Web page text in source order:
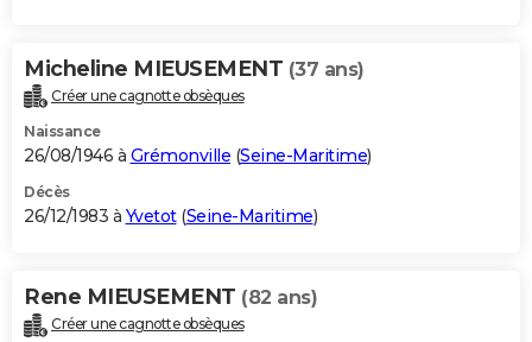
Micheline MIEUSEMENT (37 ans)
Créer une cagnotte obsèques
Naissance
26/08/1946 à Grémonville (Seine-Maritime)
Décès
26/12/1983 à Yvetot(Seine-Maritime)
Rene MIEUSEMENT (82 ans)
Créer une cagnotte obsèques